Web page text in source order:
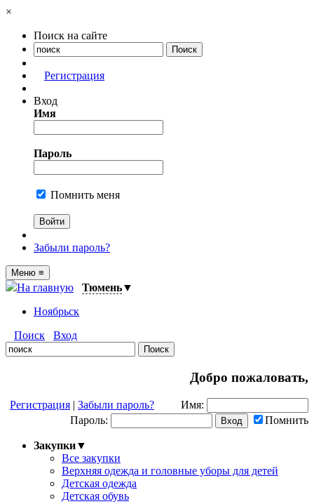
×
Поиск на сайте
Регистрация
Вход
Имя
Пароль
Помнить меня
Забыли пароль?
Меню ≡
На главную Тюмень▼
Ноябрьск
Поиск
Вход
Добро пожаловать,
Регистрация | Забыли пароль?
Имя:
Пароль:
Помнить
Закупки▼
Все закупки
Верхняя одежда и головные уборы для детей
Детская одежда
Детская обувь